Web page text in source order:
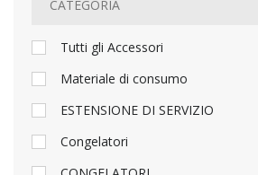
Tutti gli Accessori
Materiale di consumo
ESTENSIONE DI SERVIZIO
Congelatori